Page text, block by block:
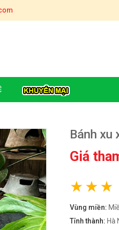
Bánh xu
Giá
Vùng miền:
Tỉnh thành: Hà
ĐẶC SẢN CHÈ TÂN CƯƠNG
THÁI NGUYÊN(TÚI 0,5KG)
000₫